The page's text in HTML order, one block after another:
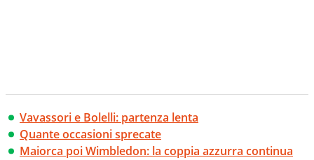
Vavassori e Bolelli: partenza lenta
Quante occasioni sprecate
Maiorca poi Wimbledon: la coppia azzurra continua